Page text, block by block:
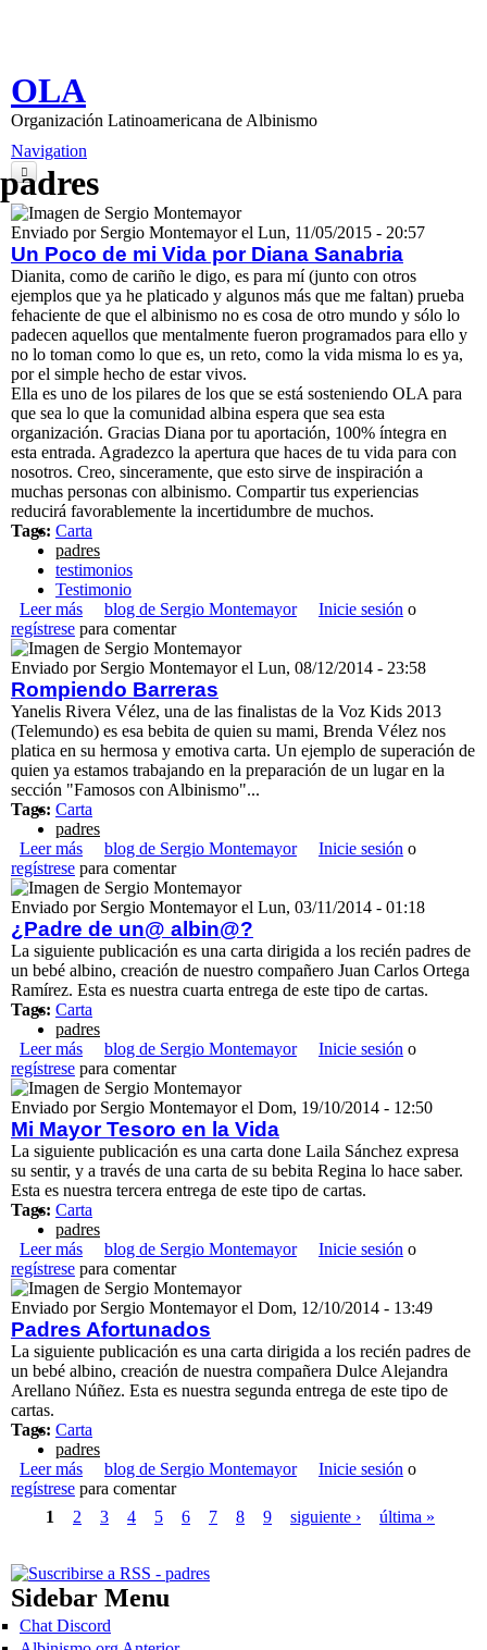
OLA
Organización Latinoamericana de Albinismo
Navigation
Inicio
Nosotros
Información
Contenido
Libro de Visitas
Contacto
Inicio de sesión
padres
Enviado por Sergio Montemayorel Lun, 11/05/2015 - 20:57
Un Poco de mi Vida por Diana Sanabria
Dianita, como de cariño le digo, es para mí (junto con otros
ejemplos que ya he platicado y algunos más que me faltan) prueba
fehaciente de que el albinismo no es cosa de otro mundo y sólo lo
padecen aquellos que mentalmente fueron programados para ello y
no lo toman como lo que es, un reto, como la vida misma lo es ya,
por el simple hecho de estar vivos.
Ella es uno de los pilares de los que se está sosteniendo OLA para
que sea lo que la comunidad albina espera que sea esta
organización. Gracias Diana por tu aportación, 100% íntegra en
esta entrada. Agradezco la apertura que haces de tu vida para con
nosotros. Creo, sinceramente, que esto sirve de inspiración a
muchas personas con albinismo. Compartir tus experiencias
reducirá favorablemente la incertidumbre de muchos.
Tags: Carta
padres
testimonios
Testimonio
Leer más sobre Un Poco de mi Vida por Diana Sanabria
blog de Sergio Montemayor Inicie sesión o
regístrese para comentar
Enviado por Sergio Montemayorel Lun, 08/12/2014 - 23:58
Rompiendo Barreras
Yanelis Rivera Vélez, una de las finalistas de la Voz Kids 2013
(Telemundo) es esa bebita de quien su mami, Brenda Vélez nos
platica en su hermosa y emotiva carta. Un ejemplo de superación de
quien ya estamos trabajando en la preparación de un lugar en la
sección "Famosos con Albinismo"...
Tags: Carta
padres
Leer más sobre Rompiendo Barreras
blog de Sergio Montemayor Inicie sesión o
regístrese para comentar
Enviado por Sergio Montemayorel Lun, 03/11/2014 - 01:18
¿Padre de un@ albin@?
La siguiente publicación es una carta dirigida a los recién padres de
un bebé albino, creación de nuestro compañero Juan Carlos Ortega
Ramírez. Esta es nuestra cuarta entrega de este tipo de cartas.
Tags: Carta
padres
Leer más sobre ¿Padre de un@ albin@?
blog de Sergio Montemayor Inicie sesión o
regístrese para comentar
Enviado por Sergio Montemayorel Dom, 19/10/2014 - 12:50
Mi Mayor Tesoro en la Vida
La siguiente publicación es una carta done Laila Sánchez expresa
su sentir, y a través de una carta de su bebita Regina lo hace saber.
Esta es nuestra tercera entrega de este tipo de cartas.
Tags: Carta
padres
Leer más sobre Mi Mayor Tesoro en la Vida
blog de Sergio Montemayor Inicie sesión o
regístrese para comentar
Enviado por Sergio Montemayorel Dom, 12/10/2014 - 13:49
Padres Afortunados
La siguiente publicación es una carta dirigida a los recién padres de
un bebé albino, creación de nuestra compañera Dulce Alejandra
Arellano Núñez. Esta es nuestra segunda entrega de este tipo de
cartas.
Tags: Carta
padres
Leer más sobre Padres Afortunados
blog de Sergio Montemayor Inicie sesión o
regístrese para comentar
Páginas
1 2 3 4 5 6 7 8 9 siguiente › última »
Sidebar Menu
Chat Discord